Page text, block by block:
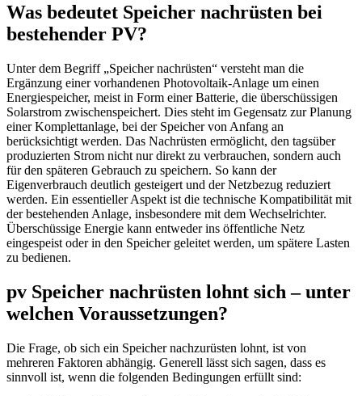
Was bedeutet Speicher nachrüsten bei
bestehender PV?
Unter dem Begriff „Speicher nachrüsten“ versteht man die
Ergänzung einer vorhandenen Photovoltaik-Anlage um einen
Energiespeicher, meist in Form einer Batterie, die überschüssigen
Solarstrom zwischenspeichert. Dies steht im Gegensatz zur Planung
einer Komplettanlage, bei der Speicher von Anfang an
berücksichtigt werden. Das Nachrüsten ermöglicht, den tagsüber
produzierten Strom nicht nur direkt zu verbrauchen, sondern auch
für den späteren Gebrauch zu speichern. So kann der
Eigenverbrauch deutlich gesteigert und der Netzbezug reduziert
werden. Ein essentieller Aspekt ist die technische Kompatibilität mit
der bestehenden Anlage, insbesondere mit dem Wechselrichter.
Überschüssige Energie kann entweder ins öffentliche Netz
eingespeist oder in den Speicher geleitet werden, um spätere Lasten
zu bedienen.
pv Speicher nachrüsten lohnt sich – unter
welchen Voraussetzungen?
Die Frage, ob sich ein Speicher nachzurüsten lohnt, ist von
mehreren Faktoren abhängig. Generell lässt sich sagen, dass es
sinnvoll ist, wenn die folgenden Bedingungen erfüllt sind: